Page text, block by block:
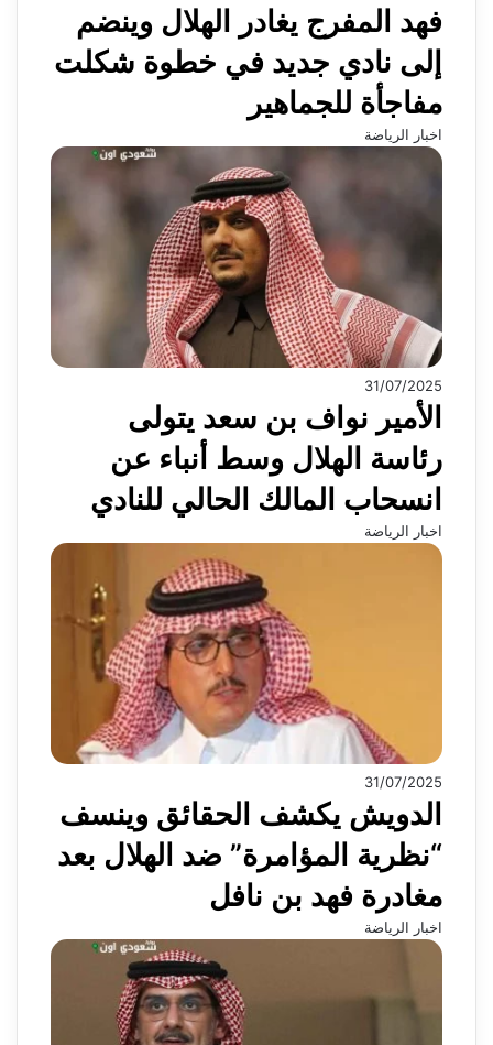
فهد المفرج يغادر الهلال وينضم
إلى نادي جديد في خطوة شكلت
مفاجأة للجماهير
اخبار الرياضة
31/07/2025
الأمير نواف بن سعد يتولى
رئاسة الهلال وسط أنباء عن
انسحاب المالك الحالي للنادي
اخبار الرياضة
31/07/2025
الدويش يكشف الحقائق وينسف
“نظرية المؤامرة” ضد الهلال بعد
مغادرة فهد بن نافل
اخبار الرياضة